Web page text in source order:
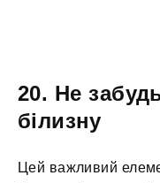
20. Не
білизну
Цей важливий